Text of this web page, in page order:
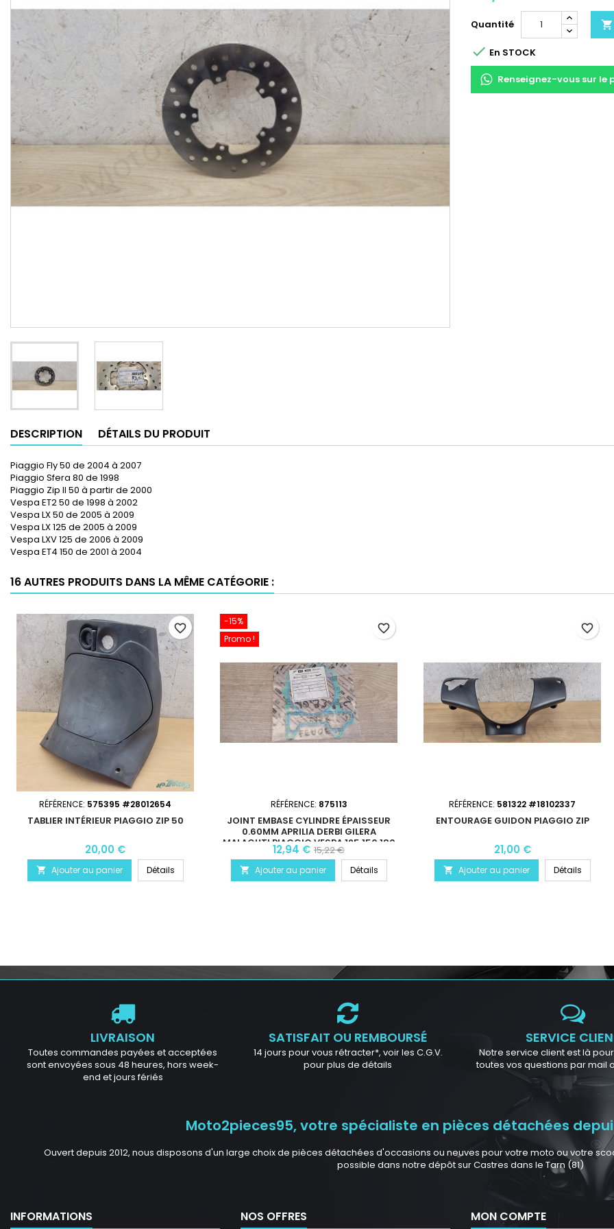
Quantité 
 En STOCK
Renseignez-vous sur le
DESCRIPTION DÉTAILS DU PRODUIT
Piaggio Fly 50 de 2004 à 2007
Piaggio Sfera 80 de 1998
Piaggio Zip II 50 à partir de 2000
Vespa ET2 50 de 1998 à 2002
Vespa LX 50 de 2005 à 2009
Vespa LX 125 de 2005 à 2009
Vespa LXV 125 de 2006 à 2009
Vespa ET4 150 de 2001 à 2004
16 AUTRES PRODUITS DANS LA MÊME CATÉGORIE :
RÉFÉRENCE: 575395 #28012654
TABLIER INTÉRIEUR PIAGGIO ZIP 50
20,00 €
 Ajouter au panier Détails
favorite_border
-15%
Promo !
RÉFÉRENCE: 875113
JOINT EMBASE CYLINDRE ÉPAISSEUR
0.60MM APRILIA DERBI GILERA
MALAGUTI PIAGGIO VESPA 125 150 180
200 250 300 310
12,94 € 15,22 €
 Ajouter au panier Détails
favorite_border
RÉFÉRENCE: 581322 #18102337
ENTOURAGE GUIDON PIAGGIO ZIP
21,00 €
 Ajouter au panier Détails
favorite_border
LIVRAISON
Toutes commandes payées et acceptées
sont envoyées sous 48 heures, hors week-
end et jours fériés
SATISFAIT OU REMBOURSÉ
14 jours pour vous rétracter*, voir les C.G.V.
pour plus de détails
SERVICE
Notre service client est là
toutes vos questions par mail
Moto2pieces95, votre spécialiste en pièces détachées
Ouvert depuis 2012, nous disposons d'un large choix de pièces détachées d'occasions ou neuves pour votre moto ou votre
possible dans notre dépôt sur Castres dans le Tarn (81)
INFORMATIONS NOS OFFRES MON COMPTE